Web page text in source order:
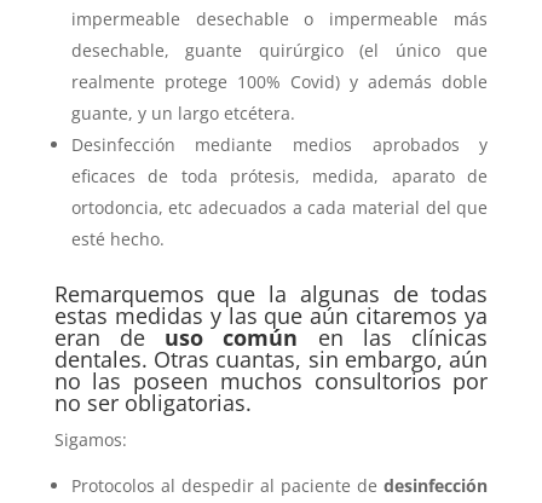
impermeable desechable o impermeable más
desechable, guante quirúrgico (el único que
realmente protege 100% Covid) y además doble
guante, y un largo etcétera.
Desinfección mediante medios aprobados y
eficaces de toda prótesis, medida, aparato de
ortodoncia, etc adecuados a cada material del que
esté hecho.
Remarquemos que la algunas de todas
estas medidas y las que aún citaremos ya
eran de uso común en las clínicas
dentales. Otras cuantas, sin embargo, aún
no las poseen muchos consultorios por
no ser obligatorias.
Sigamos:
Protocolos al despedir al paciente dedesinfección